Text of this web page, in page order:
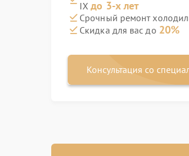
IXдо 3-х лет
Срочный ремонт
Скидка для вас до 20%
Консультация со